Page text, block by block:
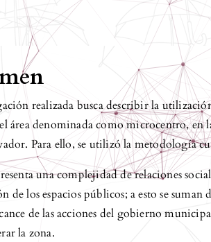
realizada busca describir la
área denominada como microcentro,
Para ello, se utilizó la metodología
una complejidad de relaciones
de los espacios públicos; a esto se suman
de las acciones del gobierno
la zona.